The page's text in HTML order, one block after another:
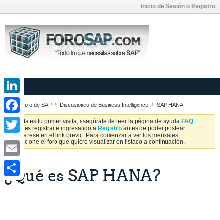
Inicio de Sesión o Registro
Foro de SAP Discusiones de Business Intelligence SAP HANA
Si esta es tu primer visita, asegúrate de leer la página de ayuda FAQ.
Puedes registrarte ingresando a Registro antes de poder postear:
Regístrese en el link previo. Para comenzar a ver los mensajes,
seleccione el foro que quiere visualizar en listado a continuación.
¿Qué es SAP HANA?
LinkedIn
Facebook
Twitter
Email
Share